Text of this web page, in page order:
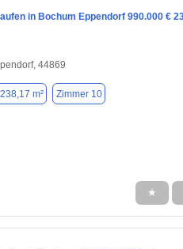
in Bochum Eppendorf 990.000 €
44869
m² Zimmer 10
★